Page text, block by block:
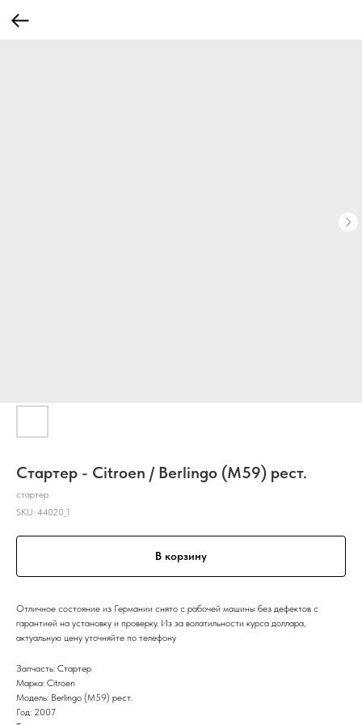
Стартер - Citroen / Berlingo (M59) рест.
стартер
SKU: 44020_1
В корзину
Отличное состояние из Германии снято с рабочей машины без дефектов с
гарантией на установку и проверку. Из за волатильности курса доллара,
актуальную цену уточняйте по телефону
Запчасть: Стартер
Марка: Citroen
Модель: Berlingo (M59) рест.
Год: 2007